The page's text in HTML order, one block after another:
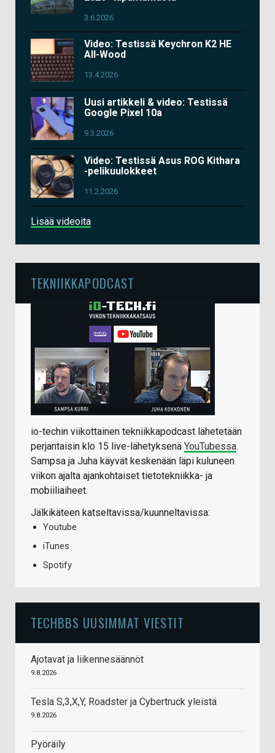
3.6.2026
Video: Testissä Keychron K2 HE
All-Wood
13.4.2026
Uusi artikkeli & video: Testissä
Google Pixel 10a
9.3.2026
Video: Testissä Asus ROG Kithara
-pelikuulokkeet
11.2.2026
Lisää videoita
TEKNIIKKAPODCAST
io-techin viikottainen tekniikkapodcast lähetetään
perjantaisin klo 15 live-lähetyksenä YouTubessa.
Sampsa ja Juha käyvät keskenään läpi kuluneen
viikon ajalta ajankohtaiset tietotekniikka- ja
mobiiliaiheet.
Jälkikäteen katseltavissa/kuunneltavissa:
Youtube
iTunes
Spotify
TECHBBS UUSIMMAT VIESTIT
Ajotavat ja liikennesäännöt
9.8.2026
Tesla S,3,X,Y, Roadster ja Cybertruck yleistä
9.8.2026
Pyöräily